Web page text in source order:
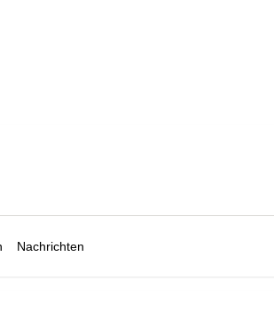
Nachrichten